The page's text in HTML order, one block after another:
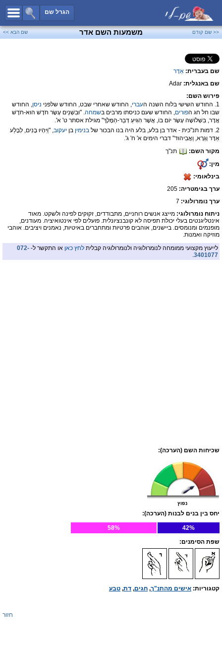
הגרל שם
כל השמות
שמות לבנים
שמות נדירים
חדש!
<< שם קודם משמעות השם אדר שם הבא >>
שם בעברית: אַדָּר
שם באנגלית: Adar
פירוש השם:
1. החודש השישי בלוח השנה ה
עברי, החודש שאחרי שבט, החודש שלפני ניסן, החודש
שבו חל חג הפורים, החודש שעם כניסתו מרבים בשמחה. "וּבִשְׁנֵים עָשָׂר חֹדֶשׁ הוּא-חֹדֶשׁ
אֲדָר, בִּשְׁלוֹשָׁה עָשָׂר יוֹם בּוֹ, אֲשֶׁר הִגִּיעַ דְּבַר-הַמֶּלֶךְ" מגילת אסתר ט' א'.
2. דמות תנ"כית - אדר בן בלע, בלע היה בנו הבכור של
בנימין בן יעקוב, "וַיִּהְיוּ בָנִים, לְבָלַע
אַדָּר וְגֵרָא, וַאֲבִיהוּד" דברי הימים א' ח' ג'.
מקור השם:
תנ"ך
מין:
בינלאומי:
ערך בגימטריה:
ערך נומרולוגי: 7
ניתוח נומרולוגי: מייצג אנשים רוחניים, מתבודדים, זקוקים לפינה ולשקט. מאוד
אינטליגנטים בעלי יכולת תפיסה לא קונבנציונלית. פועלים לפי אינטואיציה. מעודנים,
מופנמים ומנומסים. ביישנים, אוהבים פרטיות ומתחברים באיטיות, נאמנים ויציבים. אוהבי
מוזיקה ואמנות.
לייעוץ מקצועי ממומחה לנומרולוגיה ולנומרולוגיה קבלית לחץ כאן או התקשר ל- 072-
3401077
.
שכיחות השם (הערכה):
נפוץ
יחס בין בנים לבנות (הערכה):
42%
58%
שפת הסימנים:
קטגוריות: אישים מהתנ"ך, חגים, דת, טבע
חזור